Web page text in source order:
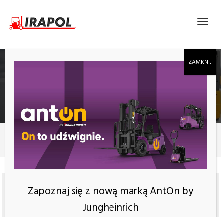
RĘCZNY WÓZEK PALETOWY HEMMDAL PTM
Produkty Ręczny wózek paletowy HEMMDAL PTM 2.0
Zapoznaj się z nową marką AntOn by
Jungheinrich